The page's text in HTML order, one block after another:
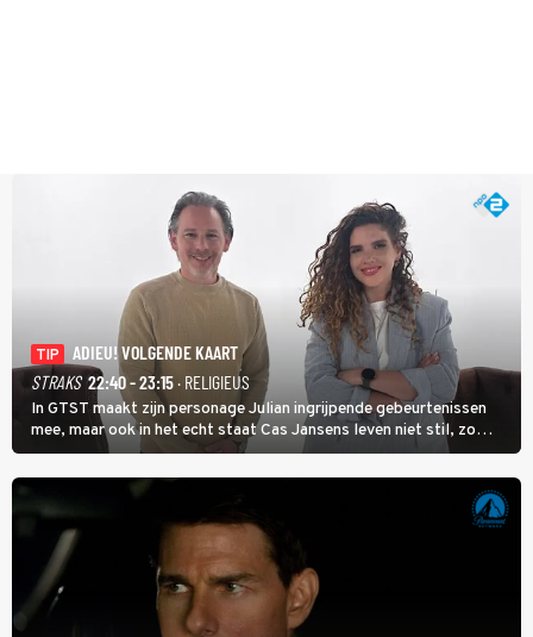
TIP
ADIEU! VOLGENDE KAART
STRAKS 22:40 - 23:15· RELIGIEUS
In GTST maakt zijn personage Julian ingrijpende gebeurtenissen
mee, maar ook in het echt staat Cas Jansens leven niet stil, zo
vertelt hij in Adieu! Volgende Kaart.